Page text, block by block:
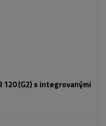
(G2) s integrovanými